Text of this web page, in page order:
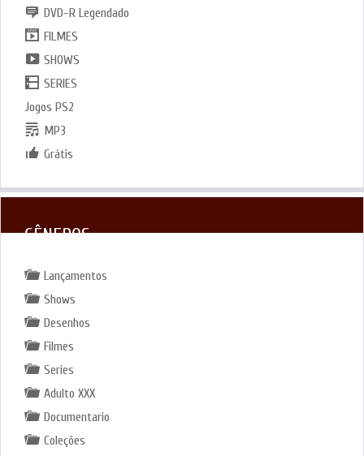
DVD-R Legendado
FILMES
SHOWS
SERIES
Jogos PS2
MP3
Grátis
GÊNEROS
Lançamentos
Shows
Desenhos
Filmes
Series
Adulto XXX
Documentario
Coleções